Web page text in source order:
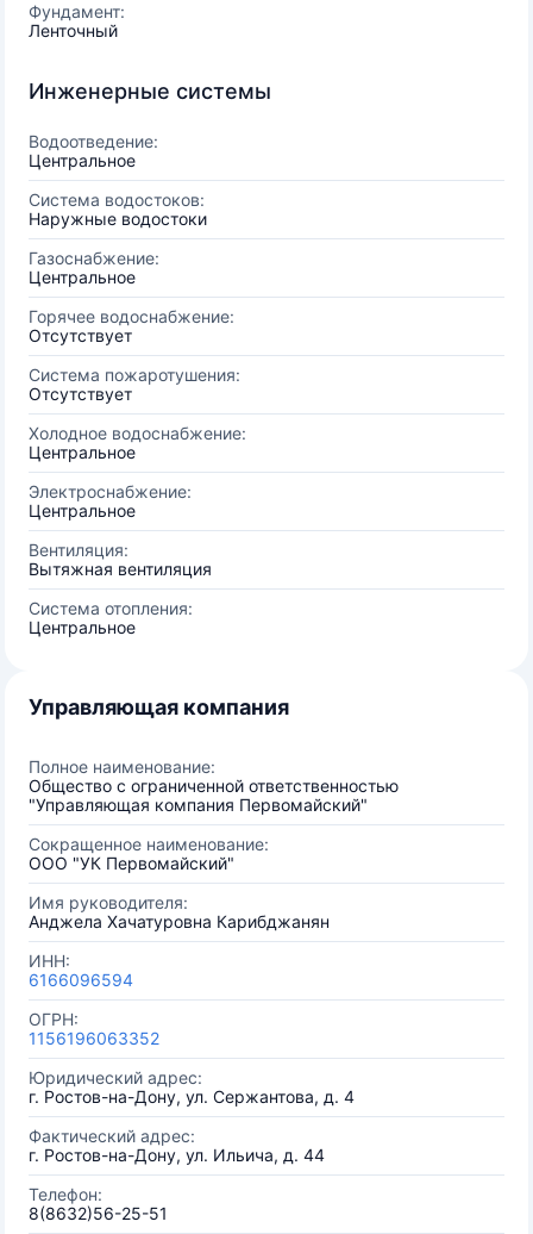
Фундамент:
Ленточный
Инженерные системы
Водоотведение:
Центральное
Система водостоков:
Наружные водостоки
Газоснабжение:
Центральное
Горячее водоснабжение:
Отсутствует
Система пожаротушения:
Отсутствует
Холодное водоснабжение:
Центральное
Электроснабжение:
Центральное
Вентиляция:
Вытяжная вентиляция
Система отопления:
Центральное
Управляющая компания
Полное наименование:
Общество с ограниченной ответственностью
"Управляющая компания Первомайский"
Сокращенное наименование:
ООО "УК Первомайский"
Имя руководителя:
Анджела Хачатуровна Карибджанян
ИНН:
6166096594
ОГРН:
1156196063352
Юридический адрес:
г. Ростов-на-Дону, ул. Сержантова, д. 4
Фактический адрес:
г. Ростов-на-Дону, ул. Ильича, д. 44
Телефон:
8(8632)56-25-51